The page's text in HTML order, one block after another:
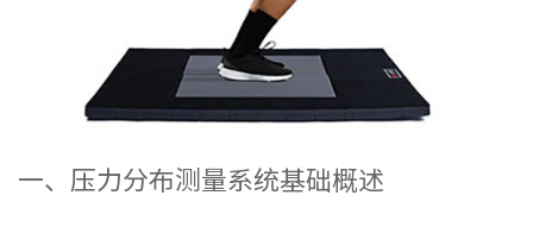
一、压力分布测量系统基础概述